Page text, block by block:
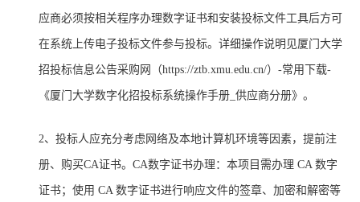
应商必须按相关程序办理数字证书和安装投标文件工具后方可
在系统上传电子投标文件参与投标。详细操作说明见厦门大学
招投标信息公告采购网（https://ztb.xmu.edu.cn/）-常用下载-
《厦门大学数字化招投标系统操作手册_供应商分册》。
2、投标人应充分考虑网络及本地计算机环境等因素，提前注
册、购买CA证书。CA数字证书办理：本项目需办理 CA 数字
证书；使用 CA 数字证书进行响应文件的签章、加密和解密等